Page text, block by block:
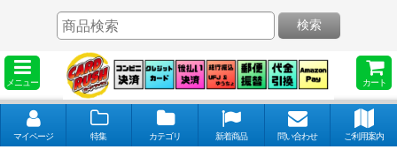
メニュー カート
検索
マイページ 特集 カテゴリ 新着商品 問い合わせ ご利用案内